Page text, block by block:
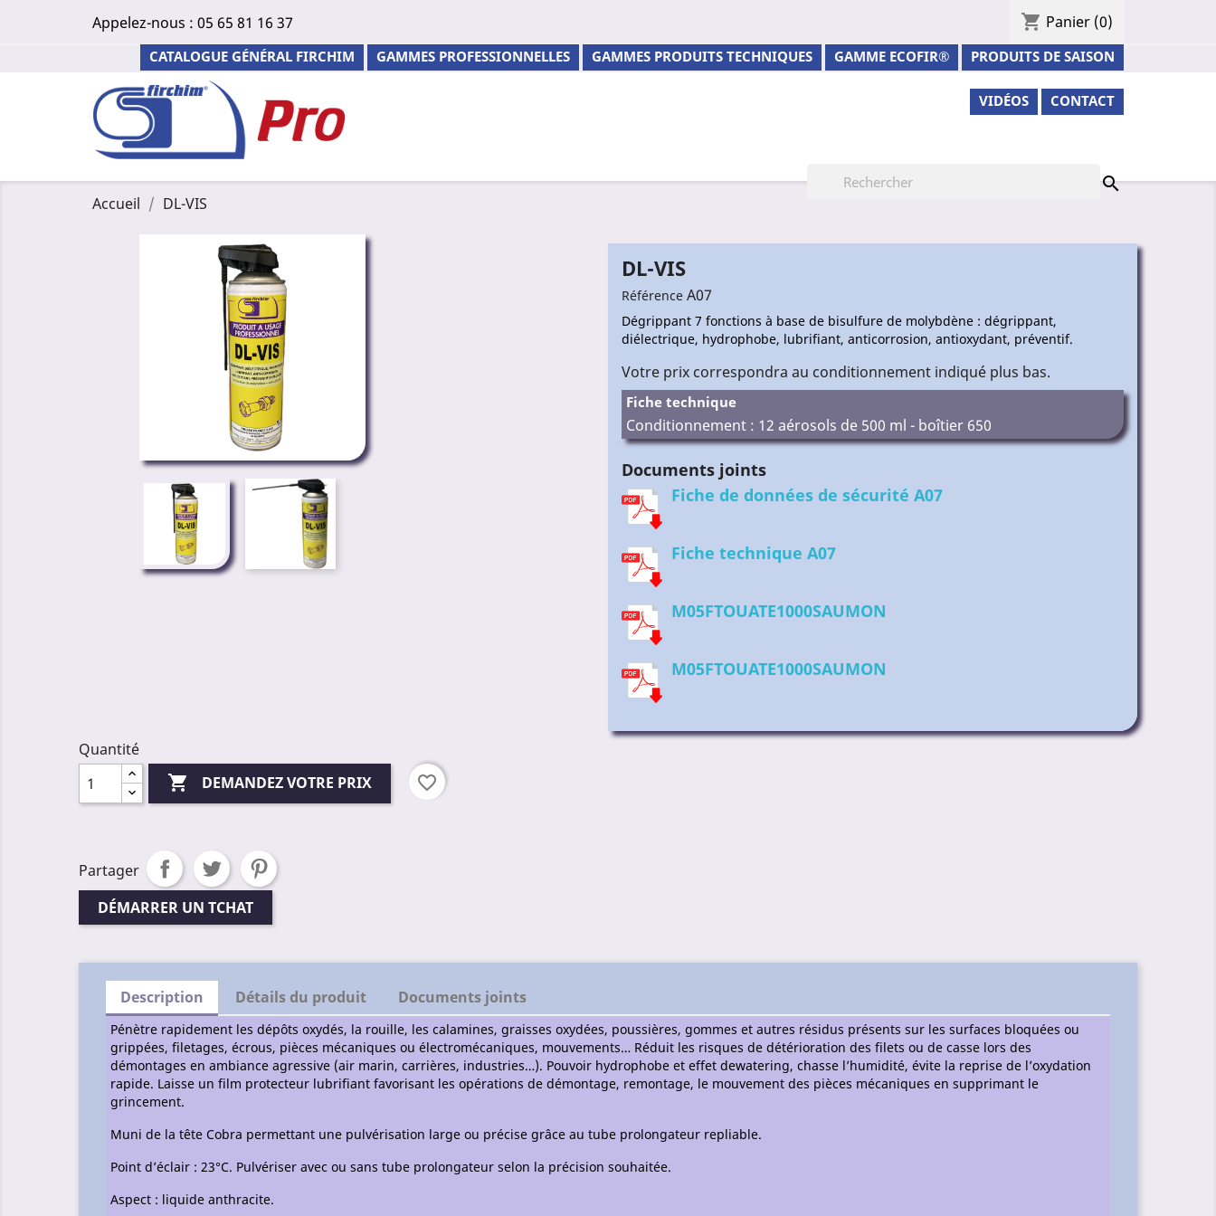
Appelez-nous : 05 65 81 16 37 shopping_cart Panier (0)
CATALOGUE GÉNÉRAL FIRCHIM GAMMES PROFESSIONNELLES GAMMES PRODUITS TECHNIQUES GAMME ECOFIR® PRODUITS DE SAISON
VIDÉOS CONTACT

Accueil DL-VIS
DL-VIS
Référence A07
Dégrippant 7 fonctions à base de bisulfure de molybdène : dégrippant,
diélectrique, hydrophobe, lubrifiant, anticorrosion, antioxydant, préventif.
Votre prix correspondra au conditionnement indiqué plus bas.
Fiche technique
Conditionnement : 12 aérosols de 500 ml - boîtier 650
Documents joints
Fiche de données de sécurité A07
Fiche technique A07
M05FTOUATE1000SAUMON
M05FTOUATE1000SAUMON
Quantité
 DEMANDEZ VOTRE PRIX favorite_border
Partager
DÉMARRER UN TCHAT
Description Détails du produit Documents joints
Pénètre rapidement les dépôts oxydés, la rouille, les calamines, graisses oxydées, poussières, gommes et autres résidus présents sur les surfaces bloquées ou
grippées, filetages, écrous, pièces mécaniques ou électromécaniques, mouvements… Réduit les risques de détérioration des filets ou de casse lors des
démontages en ambiance agressive (air marin, carrières, industries…). Pouvoir hydrophobe et effet dewatering, chasse l’humidité, évite la reprise de l’oxydation
rapide. Laisse un film protecteur lubrifiant favorisant les opérations de démontage, remontage, le mouvement des pièces mécaniques en supprimant le
grincement.
Muni de la tête Cobra permettant une pulvérisation large ou précise grâce au tube prolongateur repliable.
Point d’éclair : 23°C. Pulvériser avec ou sans tube prolongateur selon la précision souhaitée.
Aspect : liquide anthracite.